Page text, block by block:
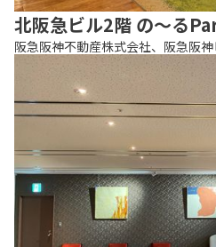
北阪急ビル2階 の〜る
阪急阪神不動産株式会社、阪急阪